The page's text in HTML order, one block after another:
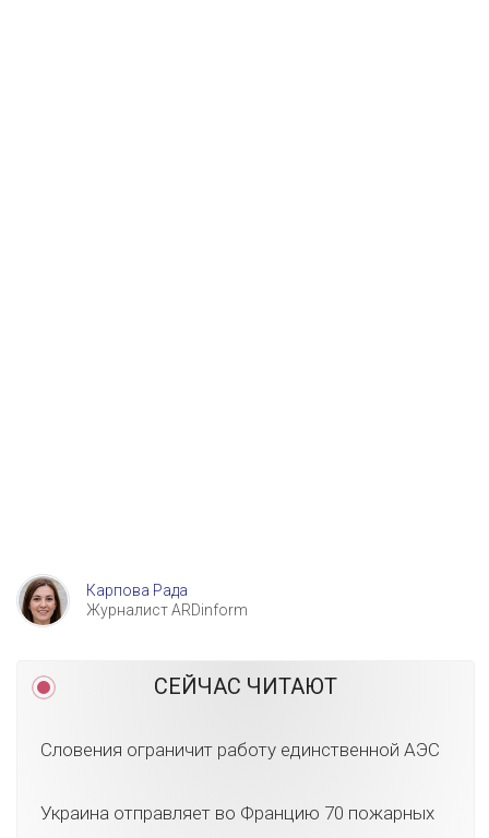
Карпова Рада
Журналист ARDinform
СЕЙЧАС ЧИТАЮТ
Словения ограничит работу единственной АЭС
Украина отправляет во Францию 70 пожарных